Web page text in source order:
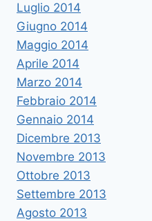
Luglio 2014
Giugno 2014
Maggio 2014
Aprile 2014
Marzo 2014
Febbraio 2014
Gennaio 2014
Dicembre 2013
Novembre 2013
Ottobre 2013
Settembre 2013
Agosto 2013